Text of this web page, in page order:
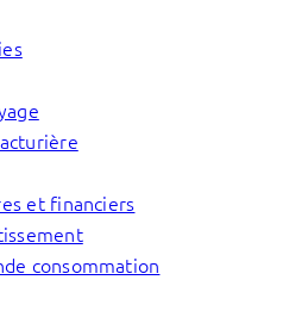
et financiers
consommation